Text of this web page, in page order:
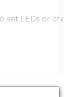
set LEDs or